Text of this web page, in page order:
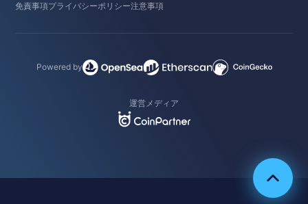
免責事項プライバシーポリシー注意事項
Powered by
運営メディア